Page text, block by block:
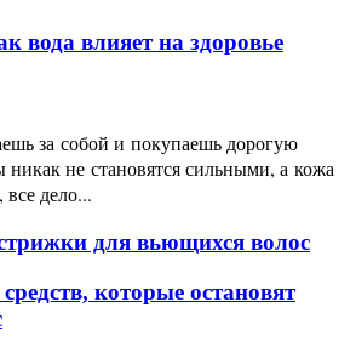
вода влияет на здоровье
за собой и покупаешь дорогую
никак не становятся сильными, а кожа
дело...
для вьющихся волос
которые остановят